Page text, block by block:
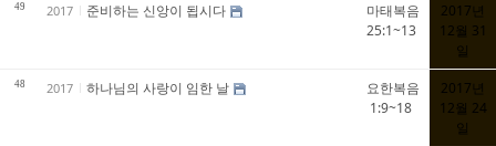
49 2017 준비하는 신앙이 됩시다
마태복음
25:1~13
2017년
12월 31
일
48 2017 하나님의 사랑이 임한 날
요한복음
1:9~18
2017년
12월 24
일